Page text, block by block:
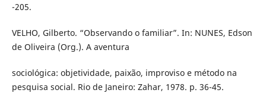
-205.
VELHO, Gilberto. “Observando o familiar”. In: NUNES, Edson
de Oliveira (Org.). A aventura
sociológica: objetividade, paixão, improviso e método na
pesquisa social. Rio de Janeiro: Zahar, 1978. p. 36-45.